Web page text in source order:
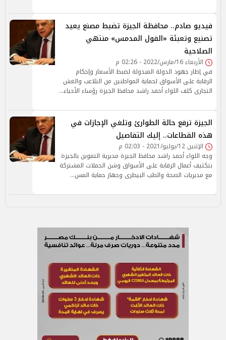
فيديو صادم.. محافظة الجيزة تضبط مصنع يعيد
تصنيع وتعبئة «الفول المدمس» منتهي
الصلاحية
الأربعاء 16/مارس/2022 - 02:26 م
في إطار جهود الدولة المبذولة لضبط الأسعار وإحكام
الرقابة على الأسواق لحماية المواطنين من التلاعب والغش
التجارى كلف اللواء أحمد راشد محافظ الجيزة رؤساء الأحياء…
الجيزة ترفع حالة الطوارئ وتلغي الإجازات في
هذه القطاعات.. إليك التفاصيل
الإثنين 12/يوليو/2021 - 02:03 م
وجه اللواء أحمد راشد محافظ الجيزة مديرية التموين بالجيزة
بتكثيف أعمال الرقابة على الأسواق وشن الحملات المشتركة
مع مديريات الصحة والطب البيطرى وجهاز حماية المس…